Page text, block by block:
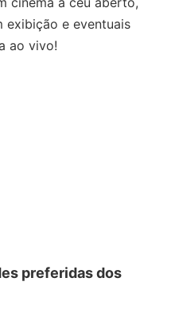
exibição e eventuais
ao vivo!
preferidas dos